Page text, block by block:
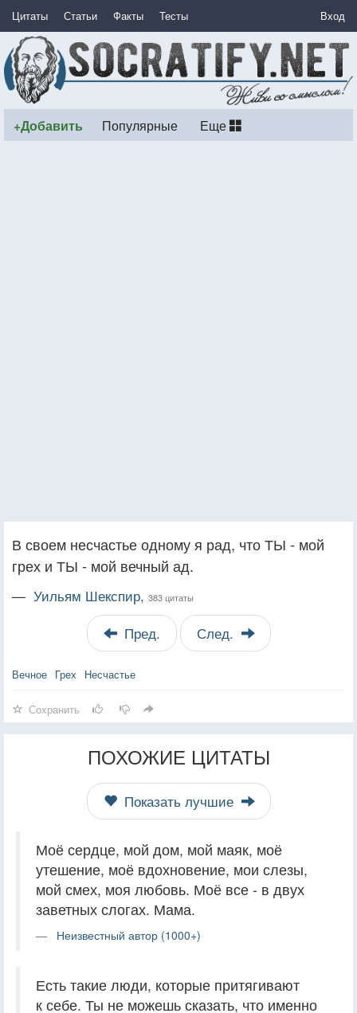
Цитаты Статьи Факты Тесты Вход
+Добавить Популярные Еще
В своем несчастье одному я рад, что ТЫ - мой
грех и ТЫ - мой вечный ад.
— Уильям Шекспир, 383 цитаты
Пред. След.
Вечное Грех Несчастье
Сохранить
ПОХОЖИЕ ЦИТАТЫ
Показать лучшие
Моё сердце, мой дом, мой маяк, моё
утешение, моё вдохновение, мои слезы,
мой смех, моя любовь. Моё все - в двух
заветных слогах. Мама.
Неизвестный автор (1000+)
Есть такие люди, которые притягивают
к себе. Ты не можешь сказать, что именно